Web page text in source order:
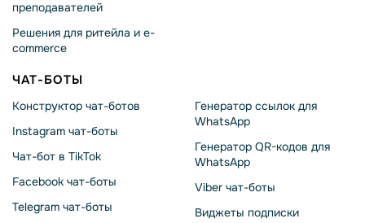
преподавателей
Решения для ритейла и e-
commerce
ЧАТ-БОТЫ
Конструктор чат-ботов
Instagram чат-боты
Чат-бот в TikTok
Facebook чат-боты
Telegram чат-боты
Генератор ссылок для
WhatsApp
Генератор QR-кодов для
WhatsApp
Viber чат-боты
Виджеты подписки